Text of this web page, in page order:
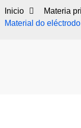
Inicio
Materia
Material do eléctrodo